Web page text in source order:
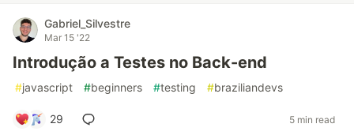
Gabriel_Silvestre
Mar 15 '22
Introdução a Testes no Back-end
#javascript #beginners #testing #braziliandevs
29 5 min read